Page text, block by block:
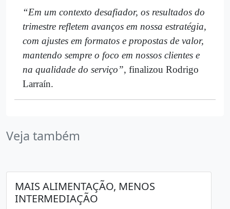
“Em um contexto desafiador, os resultados do
trimestre refletem avanços em nossa estratégia,
com ajustes em formatos e propostas de valor,
mantendo sempre o foco em nossos clientes e
na qualidade do serviço”, finalizou Rodrigo
Larraín.
Veja também
MAIS ALIMENTAÇÃO, MENOS
INTERMEDIAÇÃO